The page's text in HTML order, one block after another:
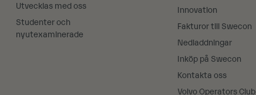
Utvecklas med oss
Studenter och
nyutexaminerade
Innovation
Fakturor till Swecon
Nedladdningar
Inköp på Swecon
Kontakta oss
Volvo Operators Club